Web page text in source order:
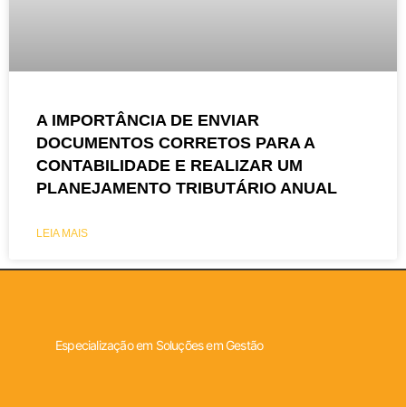
A IMPORTÂNCIA DE ENVIAR
DOCUMENTOS CORRETOS PARA A
CONTABILIDADE E REALIZAR UM
PLANEJAMENTO TRIBUTÁRIO ANUAL
LEIA MAIS
Especialização em Soluções em Gestão